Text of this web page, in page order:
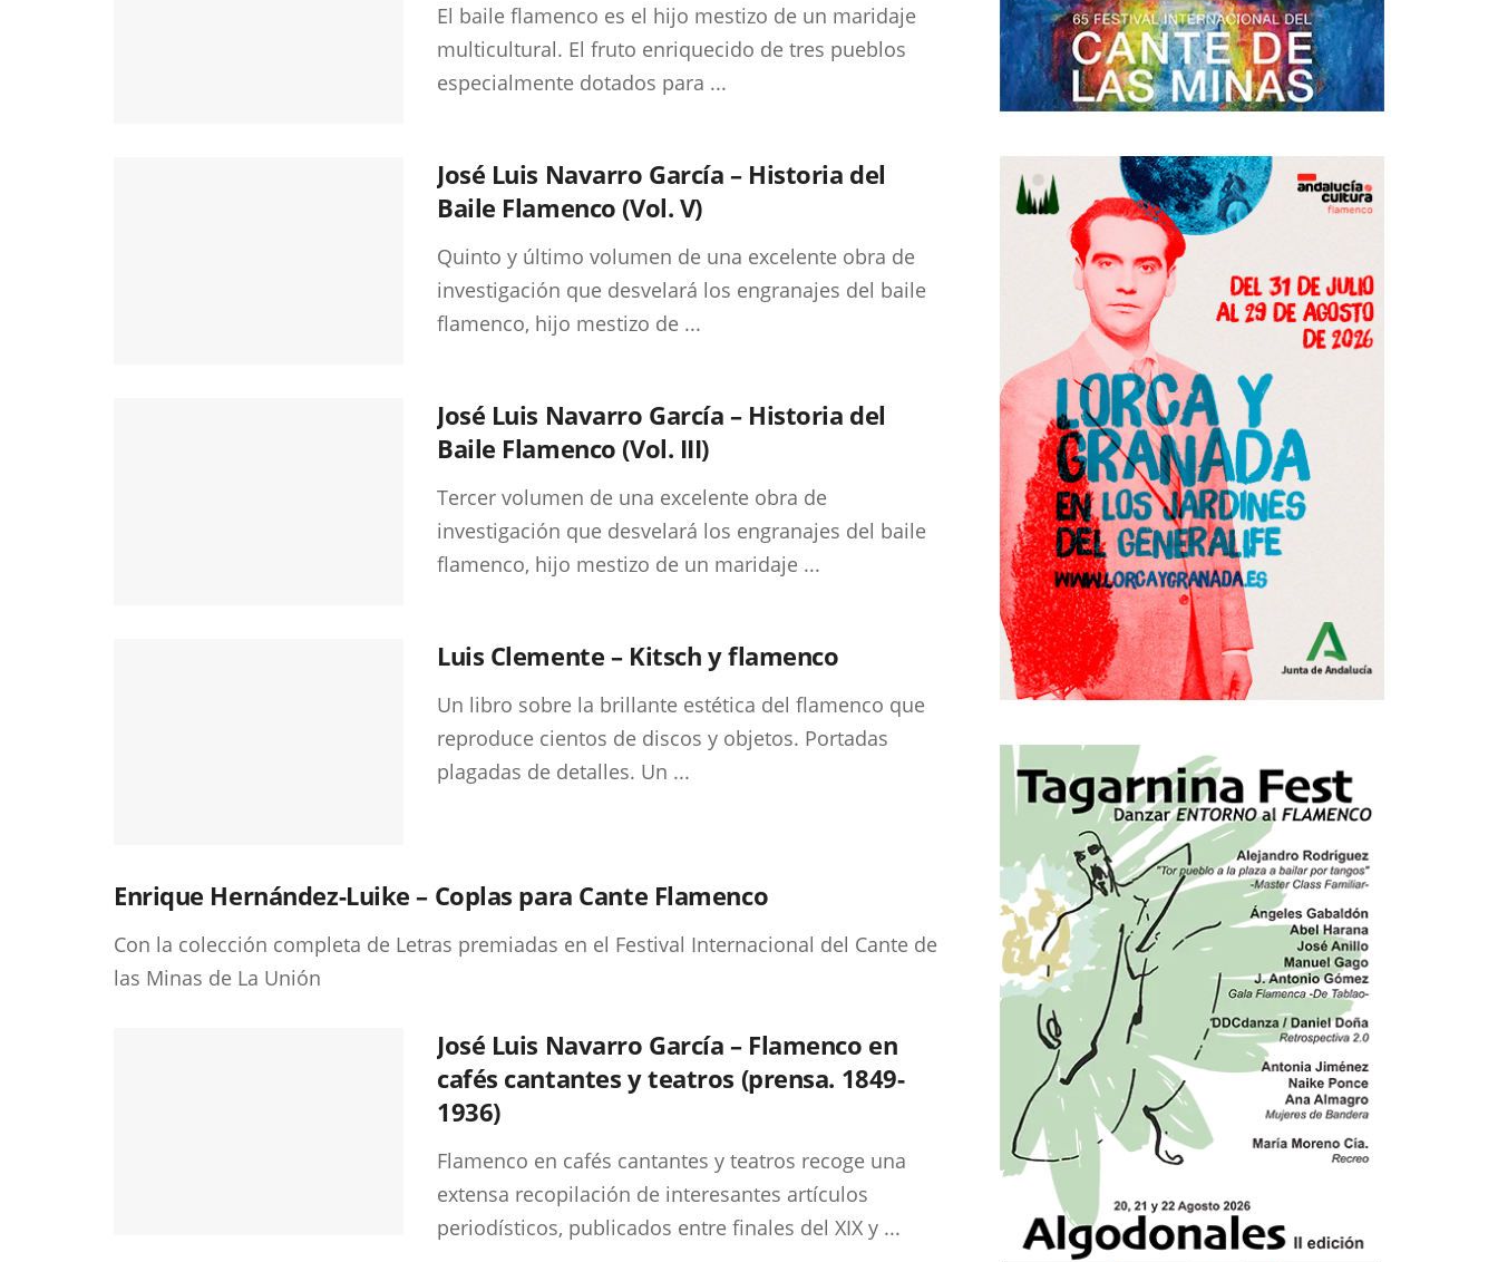
El baile flamenco es el hijo mestizo de un maridaje
multicultural. El fruto enriquecido de tres pueblos
especialmente dotados para ...
José Luis Navarro García – Historia del
Baile Flamenco (Vol. V)
Quinto y último volumen de una excelente obra de
investigación que desvelará los engranajes del baile
flamenco, hijo mestizo de ...
José Luis Navarro García – Historia del
Baile Flamenco (Vol. III)
Tercer volumen de una excelente obra de
investigación que desvelará los engranajes del baile
flamenco, hijo mestizo de un maridaje ...
Luis Clemente – Kitsch y flamenco
Un libro sobre la brillante estética del flamenco que
reproduce cientos de discos y objetos. Portadas
plagadas de detalles. Un ...
Enrique Hernández-Luike – Coplas para Cante Flamenco
Con la colección completa de Letras premiadas en el Festival Internacional del Cante de
las Minas de La Unión
José Luis Navarro García – Flamenco en
cafés cantantes y teatros (prensa. 1849-
1936)
Flamenco en cafés cantantes y teatros recoge una
extensa recopilación de interesantes artículos
periodísticos, publicados entre finales del XIX y ...